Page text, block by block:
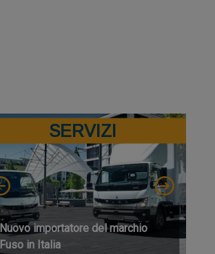
SERVIZI
Nuovo importatore del marchio
Fuso in Italia